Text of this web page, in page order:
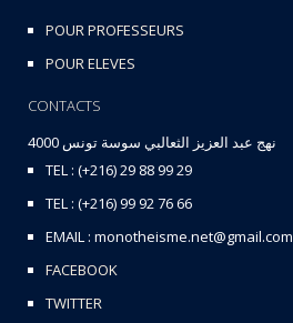
POUR PROFESSEURS
POUR ELEVES
CONTACTS
نهج عبد العزيز الثعالبي سوسة تونس 4000
TEL : (+216) 29 88 99 29
TEL : (+216) 99 92 76 66
EMAIL : monotheisme.net@gmail.com
FACEBOOK
TWITTER